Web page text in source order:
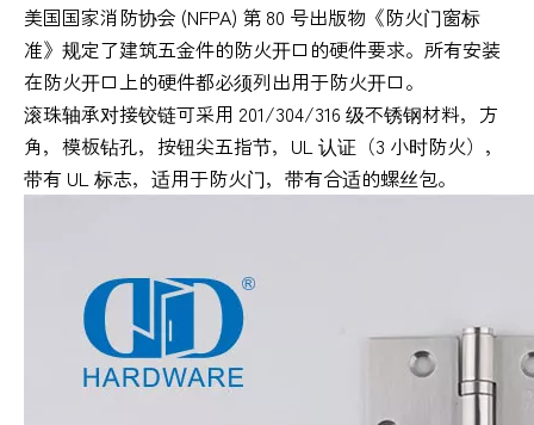
美国国家消防协会 (NFPA) 第 80 号出版物《防火门窗标
准》规定了建筑五金件的防火开口的硬件要求。所有安装
在防火开口上的硬件都必须列出用于防火开口。
滚珠轴承对接铰链可采用 201/304/316 级不锈钢材料，方
角，模板钻孔，按钮尖五指节，UL 认证（3 小时防火），
带有 UL 标志，适用于防火门，带有合适的螺丝包。